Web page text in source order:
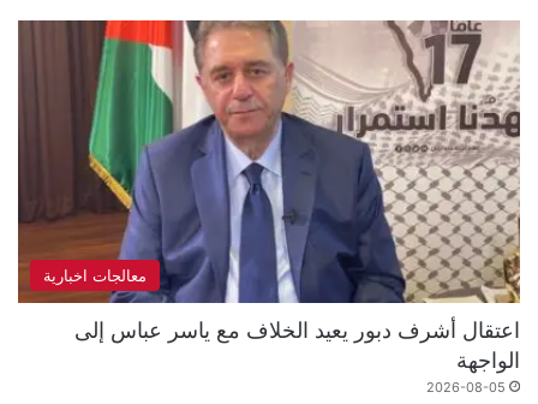
معالجات اخبارية
اعتقال أشرف دبور يعيد الخلاف مع ياسر عباس إلى
الواجهة
2026-08-05